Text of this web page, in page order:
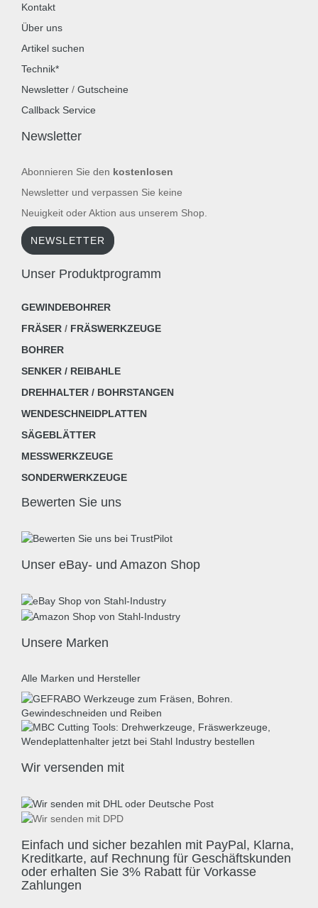
Kontakt
Über uns
Artikel suchen
Technik*
Newsletter / Gutscheine
Callback Service
Newsletter
Abonnieren Sie den kostenlosen
Newsletter und verpassen Sie keine
Neuigkeit oder Aktion aus unserem Shop.
NEWSLETTER
Unser Produktprogramm
GEWINDEBOHRER
FRÄSER / FRÄSWERKZEUGE
BOHRER
SENKER / REIBAHLE
DREHHALTER / BOHRSTANGEN
WENDESCHNEIDPLATTEN
SÄGEBLÄTTER
MESSWERKZEUGE
SONDERWERKZEUGE
Bewerten Sie uns
Unser eBay- und Amazon Shop
Unsere Marken
Alle Marken und Hersteller
Wir versenden mit
Einfach und sicher bezahlen mit PayPal, Klarna,
Kreditkarte, auf Rechnung für Geschäftskunden
oder erhalten Sie 3% Rabatt für Vorkasse
Zahlungen